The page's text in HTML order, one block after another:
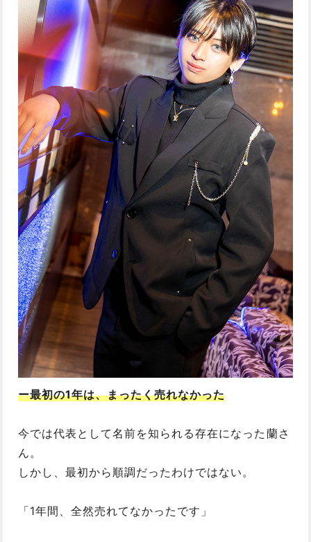
ー最初の1年は、まったく売れなかった
今では代表として名前を知られる存在になった蘭さ
ん。
しかし、最初から順調だったわけではない。
「1年間、全然売れてなかったです」